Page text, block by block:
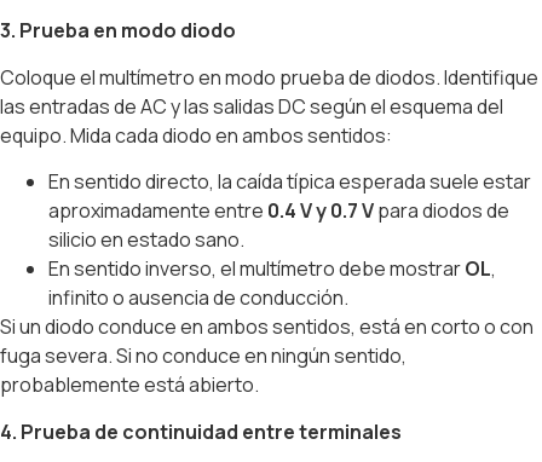
3. Prueba en modo diodo
Coloque el multímetro en modo prueba de diodos. Identifique
las entradas de AC y las salidas DC según el esquema del
equipo. Mida cada diodo en ambos sentidos:
En sentido directo, la caída típica esperada suele estar
aproximadamente entre 0.4 V y 0.7 Vpara diodos de
silicio en estado sano.
En sentido inverso, el multímetro debe mostrarOL,
infinito o ausencia de conducción.
Si un diodo conduce en ambos sentidos, está en corto o con
fuga severa. Si no conduce en ningún sentido,
probablemente está abierto.
4. Prueba de continuidad entre terminales